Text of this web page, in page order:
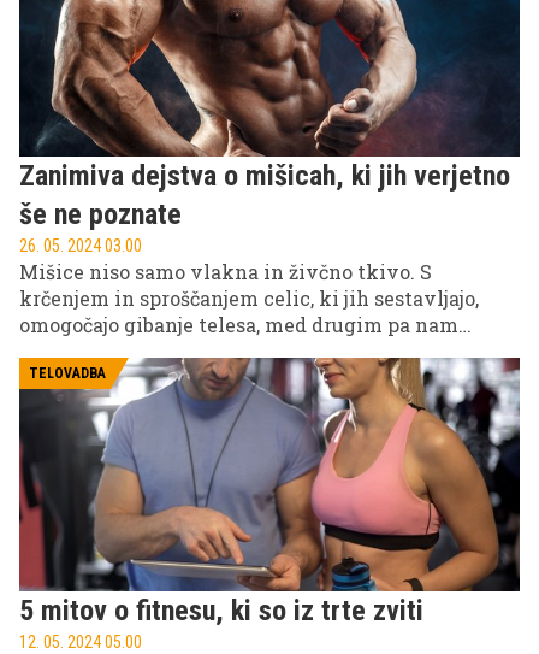
Zanimiva dejstva o mišicah, ki jih verjetno
še ne poznate
26. 05. 2024 03.00
Mišice niso samo vlakna in živčno tkivo. S
krčenjem in sproščanjem celic, ki jih sestavljajo,
omogočajo gibanje telesa, med drugim pa nam
razvijamo in krepimo. A vse to že veste, zato vam v
nadaljevanju serviramo nekatera dejstva o mišicah,
ki jih verjetno še ne poznate.
TELOVADBA
5 mitov o fitnesu, ki so iz trte zviti
12. 05. 2024 05.00